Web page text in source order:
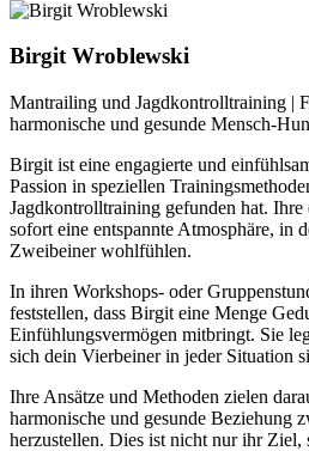
Birgit Wroblewski
Mantrailing und Jagdkontrolltraining |
harmonische und gesunde Mensch-
Birgit ist eine engagierte und
Passion in speziellen
Jagdkontrolltraining gefunden hat. Ihre
sofort eine entspannte Atmosphäre, in
Zweibeiner wohlfühlen.
In ihren Workshops- oder
feststellen, dass Birgit eine Menge
Einfühlungsvermögen mitbringt. Sie
sich dein Vierbeiner in jeder Situation
Ihre Ansätze und Methoden zielen
harmonische und gesunde Beziehung
herzustellen. Dies ist nicht nur ihr Ziel,